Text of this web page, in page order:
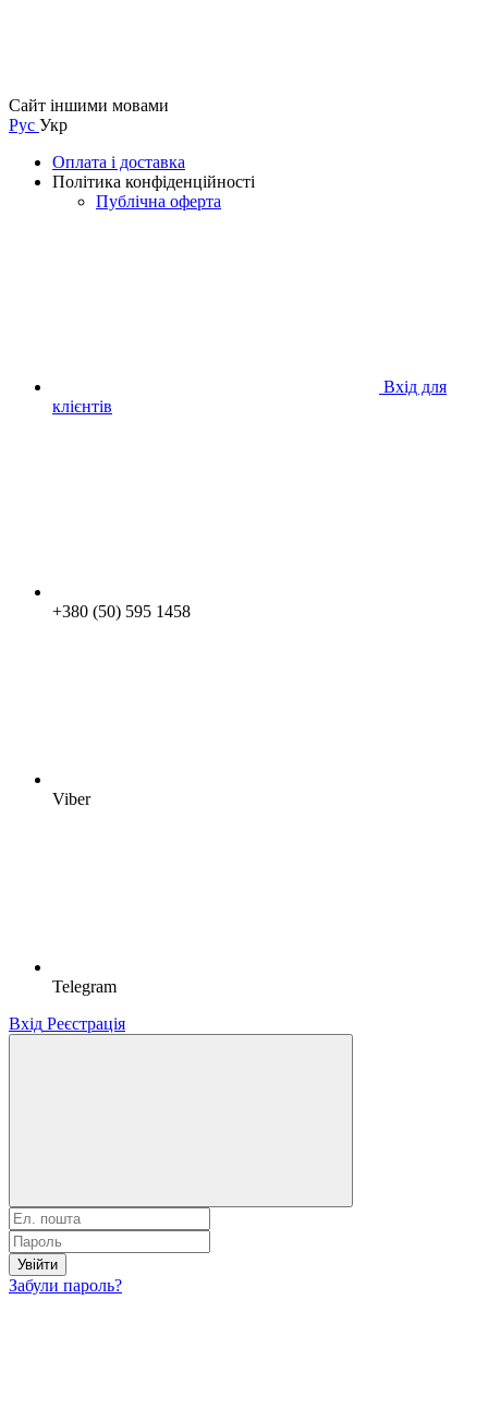
Сайт іншими мовами
Рус Укр
Оплата і доставка
Політика конфіденційності
Публічна оферта
Вхід для
клієнтів
+380 (50) 595 1458
Viber
Telegram
Вхід Реєстрація
Увійти
Забули пароль?